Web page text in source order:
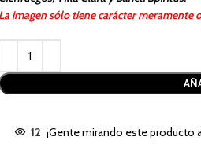
La imagen sólo tiene carácter meramente
12 ¡Gente mirando este producto